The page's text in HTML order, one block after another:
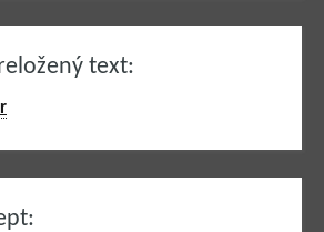
text: